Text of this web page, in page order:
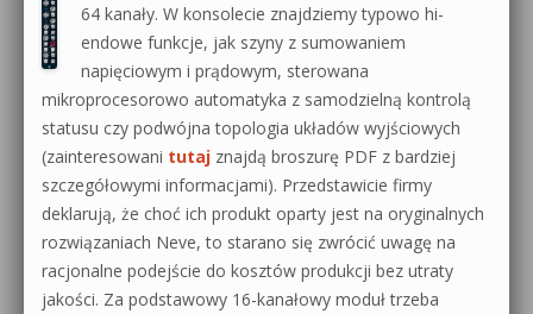
64 kanały. W konsolecie znajdziemy typowo hi-
endowe funkcje, jak szyny z sumowaniem
napięciowym i prądowym, sterowana
mikroprocesorowo automatyka z samodzielną kontrolą
statusu czy podwójna topologia układów wyjściowych
(zainteresowani tutaj znajdą broszurę PDF z bardziej
szczegółowymi informacjami). Przedstawicie firmy
deklarują, że choć ich produkt oparty jest na oryginalnych
rozwiązaniach Neve, to starano się zwrócić uwagę na
racjonalne podejście do kosztów produkcji bez utraty
jakości. Za podstawowy 16-kanałowy moduł trzeba